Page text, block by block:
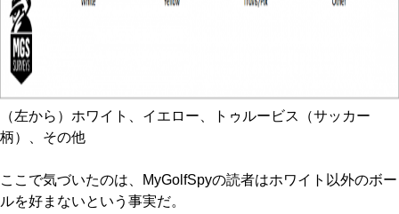
（左から）ホワイト、イエロー、トゥルービス（サッカー
柄）、その他
ここで気づいたのは、MyGolfSpyの読者はホワイト以外のボー
ルを好まないという事実だ。